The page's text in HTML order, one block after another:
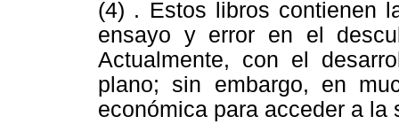
(4) . Estos libros contienen
ensayo y error en el
Actualmente, con el
plano; sin embargo, en
económica para acceder a la